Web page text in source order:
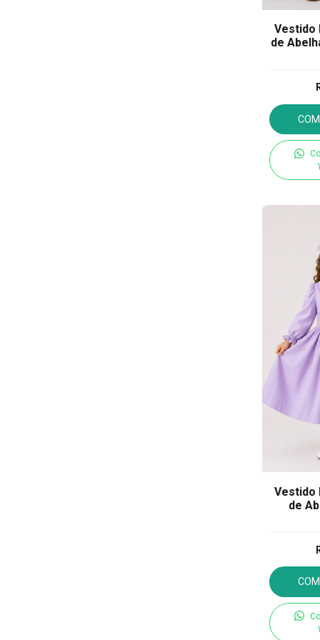
Vestido
de
Vestido
de